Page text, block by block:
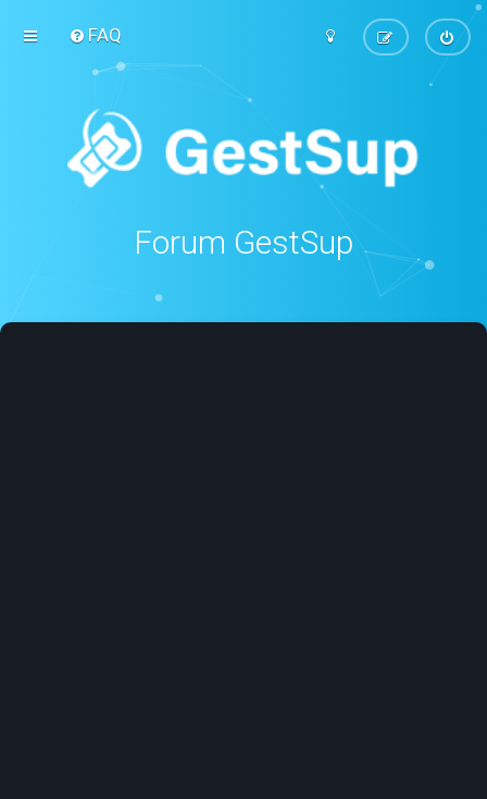
FAQ
Forum GestSup